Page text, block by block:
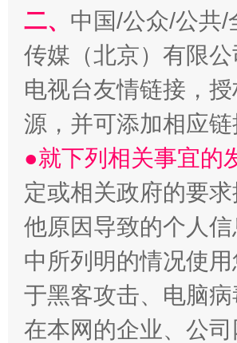
“刷贴”乱象丛生
二、 中国/公众/公共
传媒（北京）有限
电视台友情链接，
源，并可添加相应链
●就下列相关事宜的
定或相关政府的要
他原因导致的个人信
中所列明的情况使
于黑客攻击、电脑
在本网的企业、公